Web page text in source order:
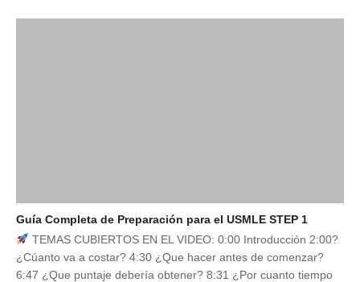
Guía Completa de Preparación para el USMLE STEP 1
TEMAS CUBIERTOS EN EL VIDEO: 0:00 Introducción 2:00?
¿Cúanto va a costar? 4:30 ¿Que hacer antes de comenzar?
6:47 ¿Que puntaje debería obtener? 8:31 ¿Por cuanto tiempo